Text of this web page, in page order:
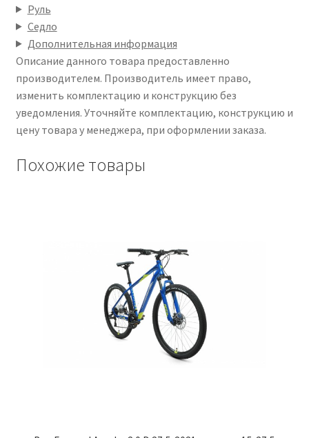
Руль
Седло
Дополнительная информация
Описание данного товара предоставленно
производителем. Производитель имеет право,
изменить комплектацию и конструкцию без
уведомления. Уточняйте комплектацию, конструкцию и
цену товара у менеджера, при оформлении заказа.
Похожие товары